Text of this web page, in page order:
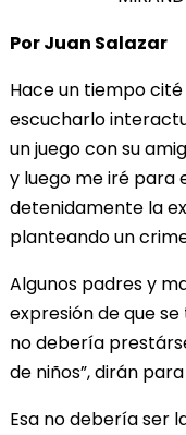
Por Juan Salazar
Hace un tiempo cité
escucharlo
un juego con su
y luego me iré para
detenidamente la
planteando un
Algunos padres y
expresión de que se
no debería
de niños”, dirán
Esa no debería ser